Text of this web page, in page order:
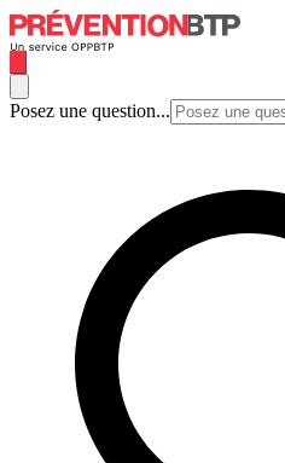
Posez une question...